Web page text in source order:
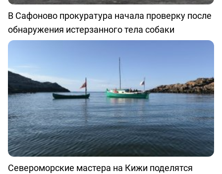
В Сафоново прокуратура начала проверку после
обнаружения истерзанного тела собаки
Североморские мастера на Кижи поделятся